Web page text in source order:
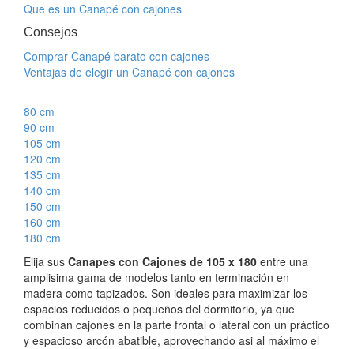
Que es un Canapé con cajones
Consejos
Comprar Canapé barato con cajones
Ventajas de elegir un Canapé con cajones
80 cm
90 cm
105 cm
120 cm
135 cm
140 cm
150 cm
160 cm
180 cm
Elija sus Canapes con Cajones de 105 x 180 entre una
amplisima gama de modelos tanto en terminación en
madera como tapizados. Son ideales para maximizar los
espacios reducidos o pequeños del dormitorio, ya que
combinan cajones en la parte frontal o lateral con un práctico
y espacioso arcón abatible, aprovechando asi al máximo el